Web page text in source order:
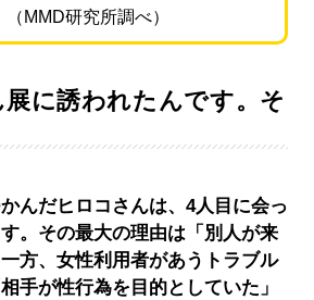
MMD研究所調べ）
展に誘われたんです。そ
んだヒロコさんは、4人目に会っ
。その最大の理由は「別人が来
方、女性利用者があうトラブル
手が性行為を目的としていた」